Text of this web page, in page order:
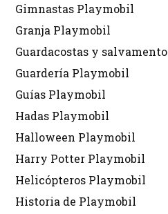
Gimnastas Playmobil
Granja Playmobil
Guardacostas y salvamento
Guardería Playmobil
Guías Playmobil
Hadas Playmobil
Halloween Playmobil
Harry Potter Playmobil
Helicópteros Playmobil
Historia de Playmobil